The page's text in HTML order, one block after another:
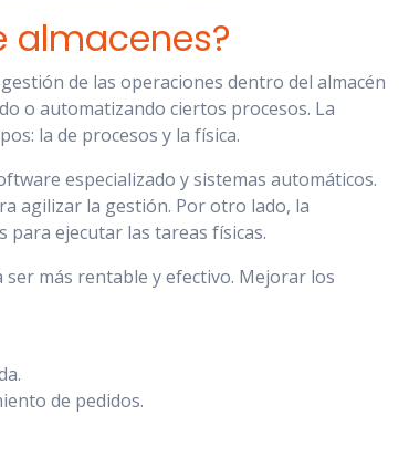
almacenes?
de las operaciones dentro del almacén
o automatizando ciertos procesos. La
la de procesos y la física.
especializado y sistemas automáticos.
agilizar la gestión. Por otro lado, la
ejecutar las tareas físicas.
más rentable y efectivo. Mejorar los
de pedidos.